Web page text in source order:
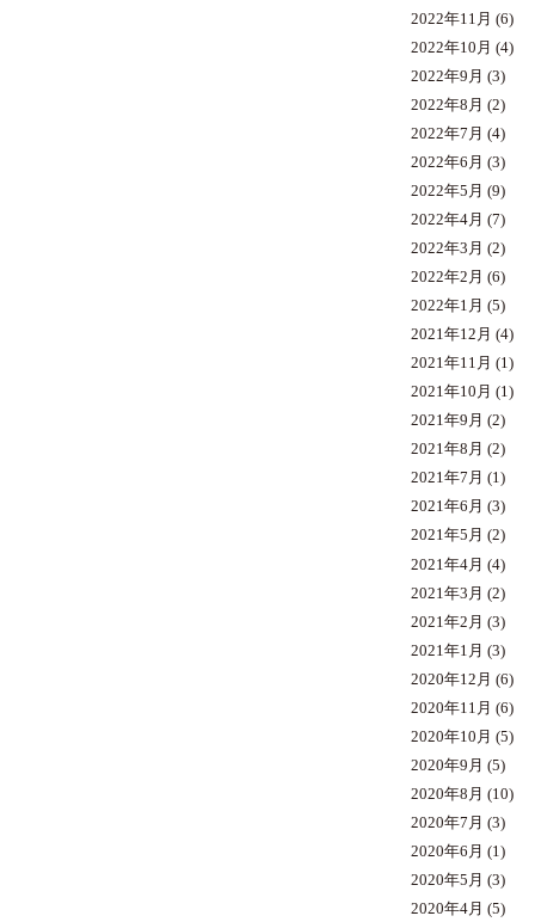
2022年11月 (6)
2022年10月 (4)
2022年9月 (3)
2022年8月 (2)
2022年7月 (4)
2022年6月 (3)
2022年5月 (9)
2022年4月 (7)
2022年3月 (2)
2022年2月 (6)
2022年1月 (5)
2021年12月 (4)
2021年11月 (1)
2021年10月 (1)
2021年9月 (2)
2021年8月 (2)
2021年7月 (1)
2021年6月 (3)
2021年5月 (2)
2021年4月 (4)
2021年3月 (2)
2021年2月 (3)
2021年1月 (3)
2020年12月 (6)
2020年11月 (6)
2020年10月 (5)
2020年9月 (5)
2020年8月 (10)
2020年7月 (3)
2020年6月 (1)
2020年5月 (3)
2020年4月 (5)